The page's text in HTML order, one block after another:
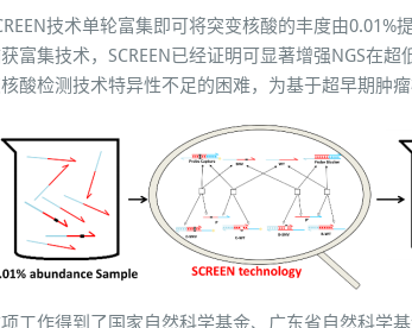
发
表
文
技术单轮富集即可将突变核酸的丰度由
富集技术，SCREEN已经证明可显著增强NGS在
酸检测技术特异性不足的困难，为基于超早期肿
工作得到了国家自然科学基金、广东省自然科学